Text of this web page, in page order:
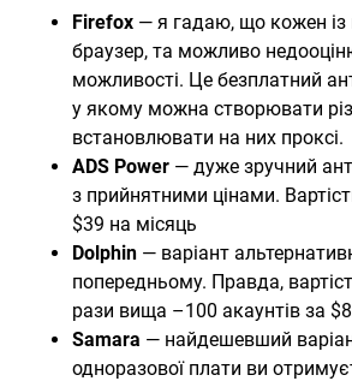
Firefox — я гадаю, що кожен із
браузер, та можливо
можливості. Це безплатний
у якому можна створювати
встановлювати на них проксі.
ADS Power — дуже зручний
з прийнятними цінами.
$39 на місяць
Dolphin — варіант
попередньому. Правда,
рази вища –100 акаунтів за
Samara — найдешевший
одноразової плати ви